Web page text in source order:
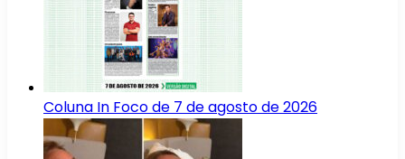
Coluna In Foco de 7 de agosto de 2026